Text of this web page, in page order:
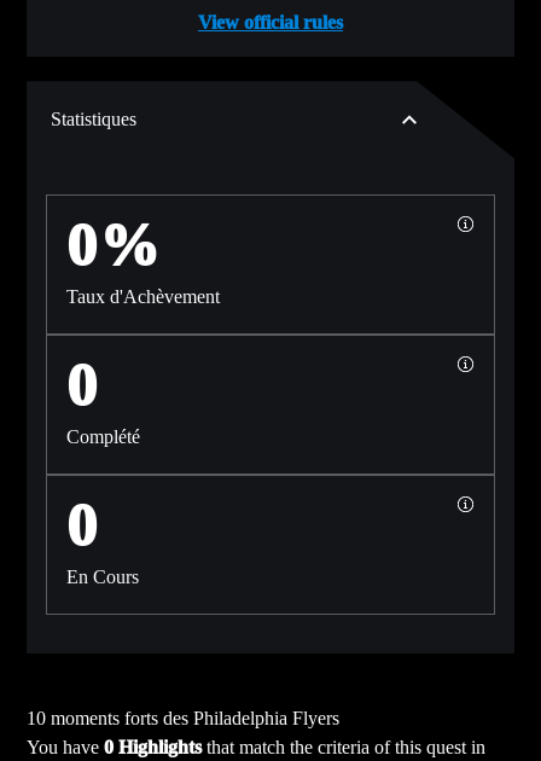
View official rules
Statistiques
0%
Taux d'Achèvement
0
Complété
0
En Cours
10 moments forts des Philadelphia Flyers
You have 0 Highlightsthat match the criteria of this quest in